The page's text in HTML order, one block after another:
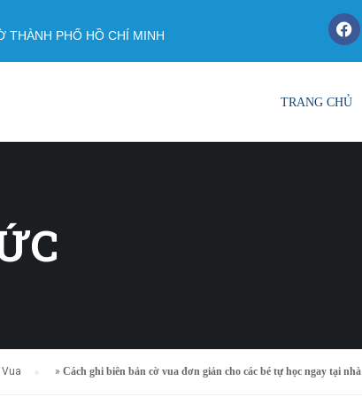
THÀNH PHỐ HỒ CHÍ MINH
TRANG CHỦ
» Cách ghi biên bản cờ vua đơn giản cho các bé tự học ngay tại nhà